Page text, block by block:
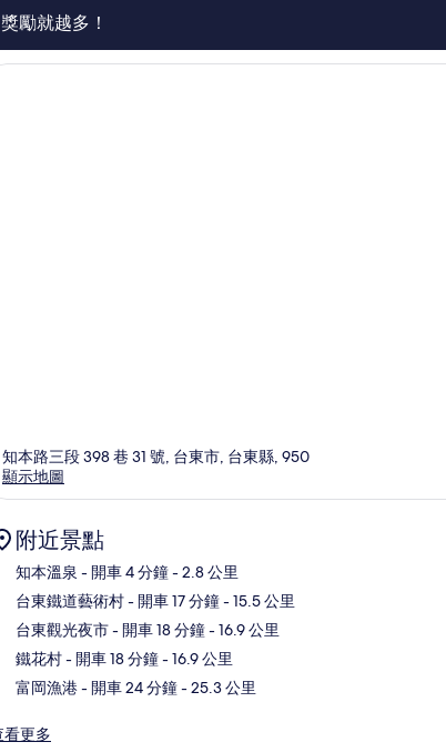
勵就越多！
知本路三段 398 巷 31 號, 台東市, 台東縣, 950
顯示地圖
附近景點
知本溫泉 - 開車 4 分鐘- 2.8 公里
台東鐵道藝術村- 開車 17 分鐘- 15.5 公里
台東觀光夜市- 開車 18 分鐘- 16.9 公里
鐵花村- 開車 18 分鐘- 16.9 公里
富岡漁港- 開車 24 分鐘- 25.3 公里
看更多